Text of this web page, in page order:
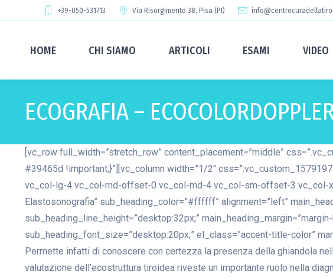
+39-050-531713 Via Risorgimento 38, Pisa (PI)
HOME CHI SIAMO ARTICOLI ESAMI VIDEO
ECOGRAFIA –
[vc_row full_width=”stretch_row” content_placement=”middle”
#39465d !important;}”][vc_column width=”1/2″
vc_col-lg-4 vc_col-md-offset-0 vc_col-md-4 vc_col-sm-offset-3 vc_col-
Elastosonografia” sub_heading_color=”#ffffff” alignment=”left”
sub_heading_line_height=”desktop:32px;”
sub_heading_font_size=”desktop:20px;” el_class=”accent-title-color”
Permette infatti di conoscere con certezza la presenza della ghiandola
valutazione dell’ecostruttura tiroidea riveste un importante ruolo nella